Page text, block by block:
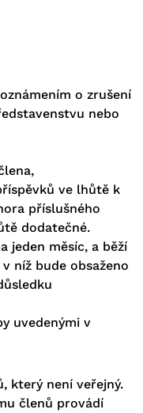
o zrušení
nebo
ve lhůtě k
příslušného
dodatečné.
jeden měsíc, a běží
níž bude obsaženo
uvedenými v
který není veřejný.
členů provádí